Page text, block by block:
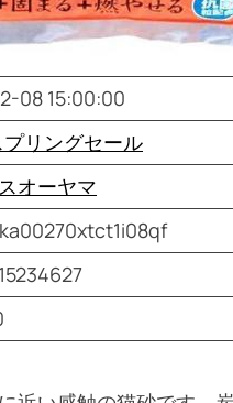
08 15:00:00
プリングセール
オーヤマ